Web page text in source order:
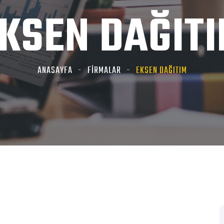
ANASAYFA FİRMALAR EKSEN DAĞITIM